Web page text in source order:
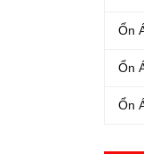
Ổn
Ổn
Ổn